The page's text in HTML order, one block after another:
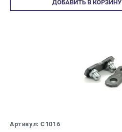
ДОБАВИТЬ В КОРЗИНУ
Артикул: C1016